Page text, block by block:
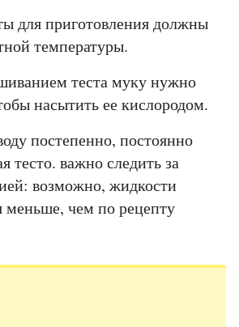
для приготовления должны
температуры.
теста муку нужно
насытить ее кислородом.
постепенно, постоянно
тесто. важно следить за
возможно, жидкости
меньше, чем по рецепту